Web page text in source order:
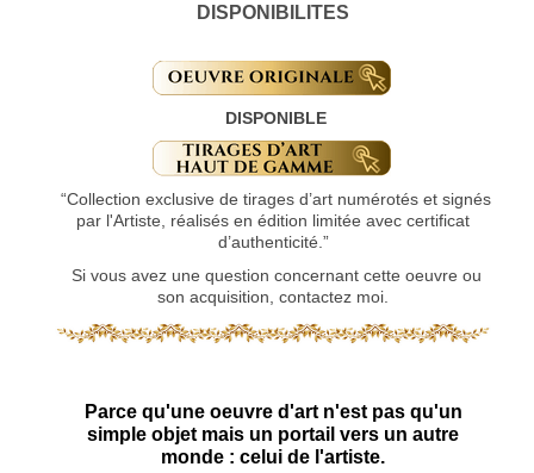
DISPONIBILITES
DISPONIBLE
“Collection exclusive de tirages d’art numérotés et signés
par l'Artiste, réalisés en édition limitée avec certificat
d’authenticité.”
Si vous avez une question concernant cette oeuvre ou
son acquisition, contactez moi.
Parce qu'une oeuvre d'art n'est pas qu'un
simple objet mais un portail vers un autre
monde : celui de l'artiste.